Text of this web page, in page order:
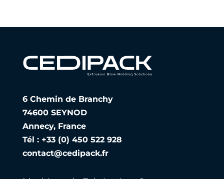
6 Chemin de Branchy
74600 SEYNOD
Annecy, France
Tél : +33 (0) 450 522 928
contact@cedipack.fr